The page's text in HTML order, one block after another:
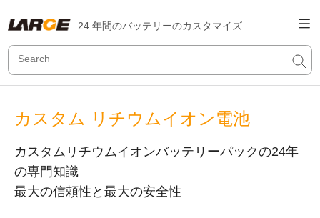
24 年間のバッテリーのカスタマイズ
カスタム リチウムイオン電池
カスタムリチウムイオンバッテリーパックの24年
の専門知識
最大の信頼性と最大の安全性